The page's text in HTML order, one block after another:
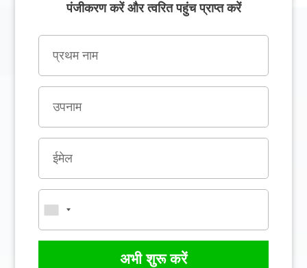
पंजीकरण करें और त्वरित पहुंच प्राप्त करें
अभी शुरू करें